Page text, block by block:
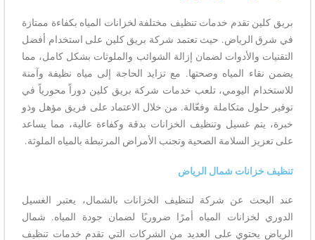
بريق كلين تقدم خدمات تنظيف مختلفة لخزانات المياه بكفاءة ممتازة
في شرق الرياض. حيث تعتمد شركة بريق كلين على استخدام أفضل
التقنيات والأدوات لضمان إزالة الشوائب والملوثات بشكل كامل، مما
يضمن نقاء المياه وصحتها. مع تزايد الحاجة إلى مياه نظيفة وآمنة
للاستخدام اليومي، تلعب خدمات شركة بريق كلين دوراً محورياً في
توفير حلول متكاملة وفعّالة. من خلال الاعتماد على فريق مؤهل وذو
خبرة، يتم غسيل وتنظيف الخزانات بدقة وكفاءة عالية، مما يساعد
على تعزيز السلامة الصحية وتجنب الأمراض المرتبطة بالمياه الملوثة.
تنظيف خزانات شمال الرياض
عند البحث عن شركة لتنظيف الخزانات بالشمال، يعتبر الغسيل
الدوري لخزانات المياه أمرًا ضروريًا لضمان جودة المياه. شمال
الرياض يحتوي على العديد من الشركات التي تقدم خدمات تنظيف